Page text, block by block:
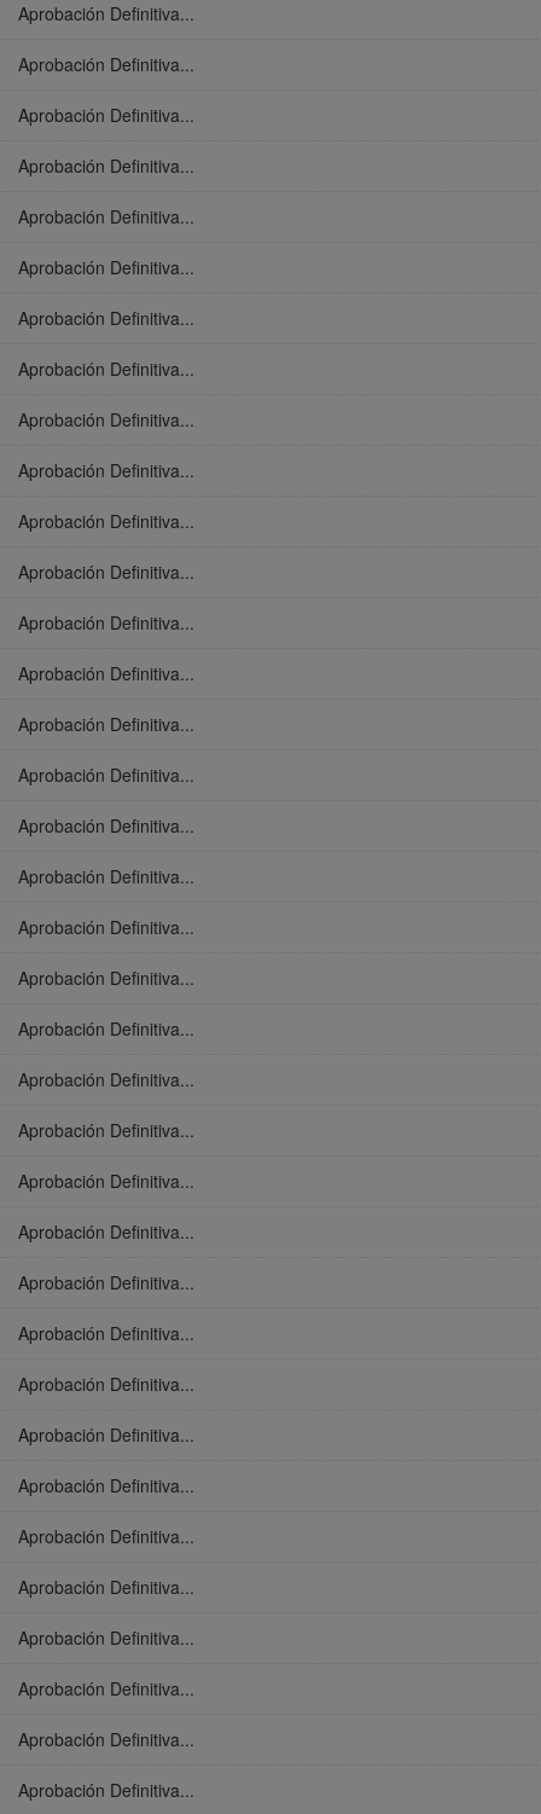
Aprobación Definitiva...
Aprobación Definitiva...
Aprobación Definitiva...
Aprobación Definitiva...
Aprobación Definitiva...
Aprobación Definitiva...
Aprobación Definitiva...
Aprobación Definitiva...
Aprobación Definitiva...
Aprobación Definitiva...
Aprobación Definitiva...
Aprobación Definitiva...
Aprobación Definitiva...
Aprobación Definitiva...
Aprobación Definitiva...
Aprobación Definitiva...
Aprobación Definitiva...
Aprobación Definitiva...
Aprobación Definitiva...
Aprobación Definitiva...
Aprobación Definitiva...
Aprobación Definitiva...
Aprobación Definitiva...
Aprobación Definitiva...
Aprobación Definitiva...
Aprobación Definitiva...
Aprobación Definitiva...
Aprobación Definitiva...
Aprobación Definitiva...
Aprobación Definitiva...
Aprobación Definitiva...
Aprobación Definitiva...
Aprobación Definitiva...
Aprobación Definitiva...
Aprobación Definitiva...
Aprobación Definitiva...